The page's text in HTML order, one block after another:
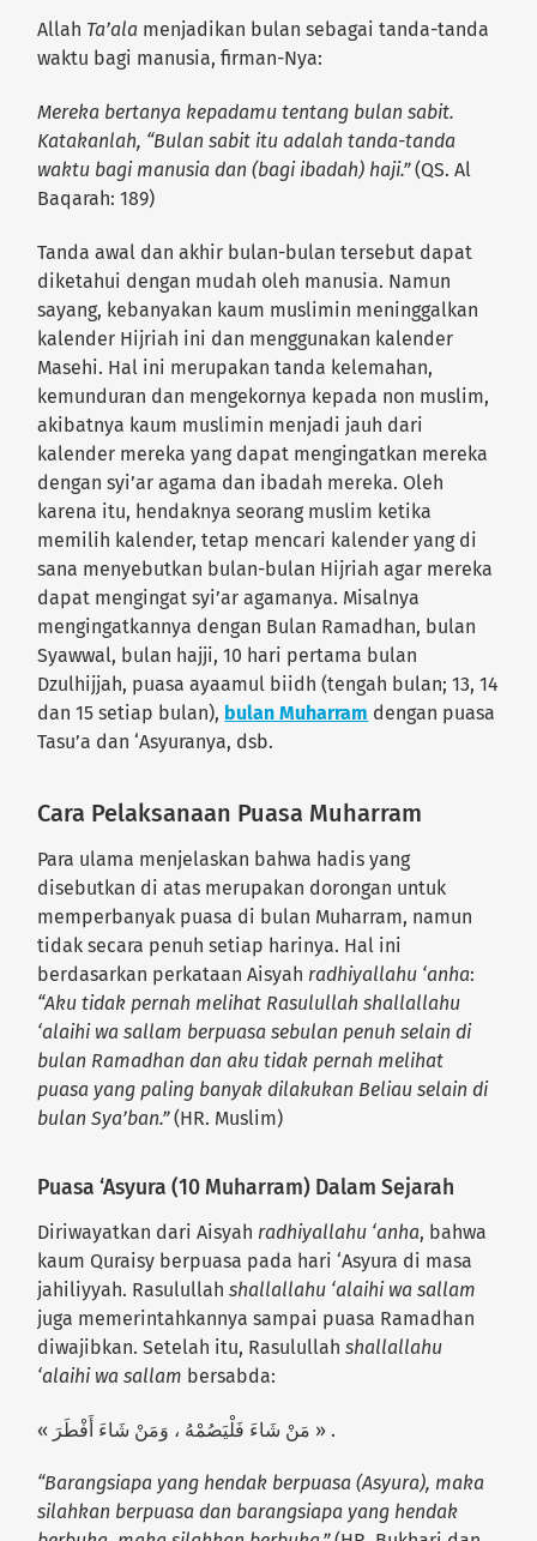
Allah Ta’ala menjadikan bulan sebagai tanda-tanda
waktu bagi manusia, firman-Nya:
Mereka bertanya kepadamu tentang bulan sabit.
Katakanlah, “Bulan sabit itu adalah tanda-tanda
waktu bagi manusia dan (bagi ibadah) haji.”(QS. Al
Baqarah: 189)
Tanda awal dan akhir bulan-bulan tersebut dapat
diketahui dengan mudah oleh manusia. Namun
sayang, kebanyakan kaum muslimin meninggalkan
kalender Hijriah ini dan menggunakan kalender
Masehi. Hal ini merupakan tanda kelemahan,
kemunduran dan mengekornya kepada non muslim,
akibatnya kaum muslimin menjadi jauh dari
kalender mereka yang dapat mengingatkan mereka
dengan syi’ar agama dan ibadah mereka. Oleh
karena itu, hendaknya seorang muslim ketika
memilih kalender, tetap mencari kalender yang di
sana menyebutkan bulan-bulan Hijriah agar mereka
dapat mengingat syi’ar agamanya. Misalnya
mengingatkannya dengan Bulan Ramadhan, bulan
Syawwal, bulan hajji, 10 hari pertama bulan
Dzulhijjah, puasa ayaamul biidh (tengah bulan; 13, 14
dan 15 setiap bulan), bulan Muharram dengan puasa
Tasu’a dan ‘Asyuranya, dsb.
Cara Pelaksanaan Puasa Muharram
Para ulama menjelaskan bahwa hadis yang
disebutkan di atas merupakan dorongan untuk
memperbanyak puasa di bulan Muharram, namun
tidak secara penuh setiap harinya. Hal ini
berdasarkan perkataan Aisyah radhiyallahu ‘anha:
“Aku tidak pernah melihat Rasulullah shallallahu
‘alaihi wa sallam berpuasa sebulan penuh selain di
bulan Ramadhan dan aku tidak pernah melihat
puasa yang paling banyak dilakukan Beliau selain di
bulan Sya’ban.”(HR. Muslim)
Puasa ‘Asyura (10 Muharram) Dalam Sejarah
Diriwayatkan dari Aisyah radhiyallahu ‘anha, bahwa
kaum Quraisy berpuasa pada hari ‘Asyura di masa
jahiliyyah. Rasulullahshallallahu ‘alaihi wa sallam
juga memerintahkannya sampai puasa Ramadhan
diwajibkan. Setelah itu, Rasulullahshallallahu
‘alaihi wa sallam bersabda:
« مَنْ شَاءَ فَلْيَصُمْهُ ، وَمَنْ شَاءَ أَفْطَرَ » .
“Barangsiapa yang hendak berpuasa (Asyura), maka
silahkan berpuasa dan barangsiapa yang hendak